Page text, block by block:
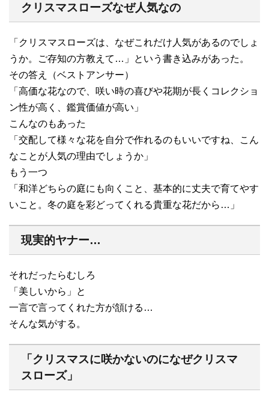
クリスマスローズなぜ人気なの
「クリスマスローズは、なぜこれだけ人気があるのでしょ
うか。ご存知の方教えて…」という書き込みがあった。
その答え（ベストアンサー）
「高価な花なので、咲い時の喜びや花期が長くコレクショ
ン性が高く、鑑賞価値が高い」
こんなのもあった
「交配して様々な花を自分で作れるのもいいですね、こん
なことが人気の理由でしょうか」
もう一つ
「和洋どちらの庭にも向くこと、基本的に丈夫で育てやす
いこと。冬の庭を彩どってくれる貴重な花だから…」
現実的ヤナー…
それだったらむしろ
「美しいから」と
一言で言ってくれた方が頷ける…
そんな気がする。
「クリスマスに咲かないのになぜクリスマ
スローズ」